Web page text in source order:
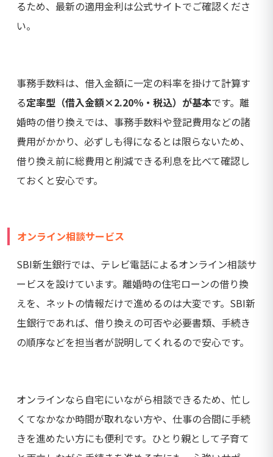
るため、最新の適用金利は公式サイトでご確認くださ
い。
事務手数料は、借入金額に一定の料率を掛けて計算す
る定率型（借入金額×2.20％・税込）が基本です。離
婚時の借り換えでは、事務手数料や登記費用などの諸
費用がかかり、必ずしも得になるとは限らないため、
借り換え前に総費用と削減できる利息を比べて確認し
ておくと安心です。
オンライン相談サービス
SBI新生銀行では、テレビ電話によるオンライン相談サ
ービスを設けています。離婚時の住宅ローンの借り換
えを、ネットの情報だけで進めるのは大変です。SBI新
生銀行であれば、借り換えの可否や必要書類、手続き
の順序などを担当者が説明してくれるので安心です。
オンラインなら自宅にいながら相談できるため、忙し
くてなかなか時間が取れない方や、仕事の合間に手続
きを進めたい方にも便利です。ひとり親として子育て